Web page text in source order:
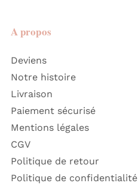
A propos
Deviens
Notre histoire
Livraison
Paiement sécurisé
Mentions légales
CGV
Politique de retour
Politique de confidentialité